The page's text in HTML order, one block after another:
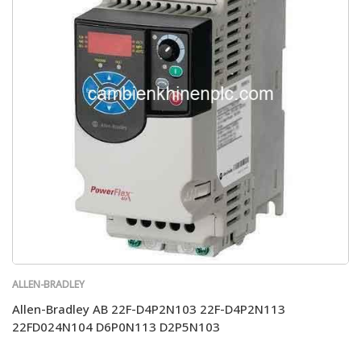
ALLEN-BRADLEY
Allen-Bradley AB 22F-D4P2N103 22F-D4P2N113
22FD024N104 D6P0N113 D2P5N103